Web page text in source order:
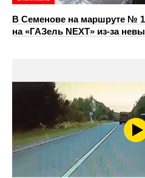
В Семенове на маршруте №
на «ГАЗель NEXT» из‑за